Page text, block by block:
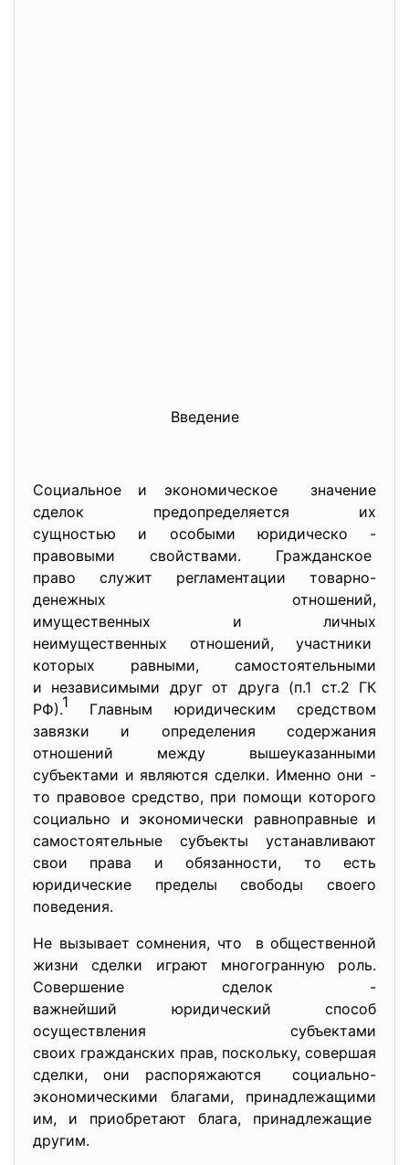
Введение
Социальное и экономическое значение
сделок предопределяется их
сущностью и особыми юридическо -
правовыми свойствами. Гражданское
право служит регламентации товарно-
денежных отношений,
имущественных и личных
неимущественных отношений, участники
которых равными, самостоятельными
и независимыми друг от друга (п.1 ст.2 ГК
РФ).1 Главным юридическим средством
завязки и определения содержания
отношений между вышеуказанными
субъектами и являются сделки. Именно они -
то правовое средство, при помощи которого
социально и экономически равноправные и
самостоятельные субъекты устанавливают
свои права и обязанности, то есть
юридические пределы свободы своего
поведения.
Не вызывает сомнения, что в общественной
жизни сделки играют многогранную роль.
Совершение сделок -
важнейший юридический способ
осуществления субъектами
своих гражданских прав, поскольку, совершая
сделки, они распоряжаются социально-
экономическими благами, принадлежащими
им, и приобретают блага, принадлежащие
другим.